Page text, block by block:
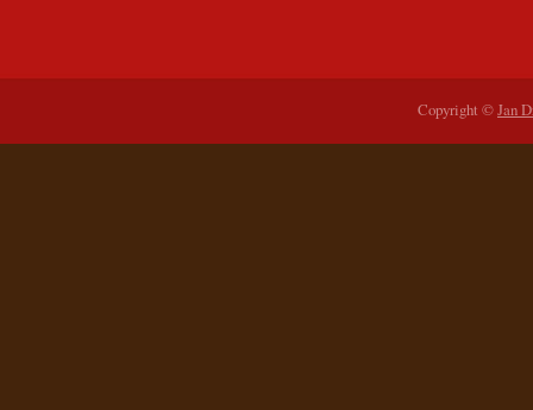
Copyright ©Jan